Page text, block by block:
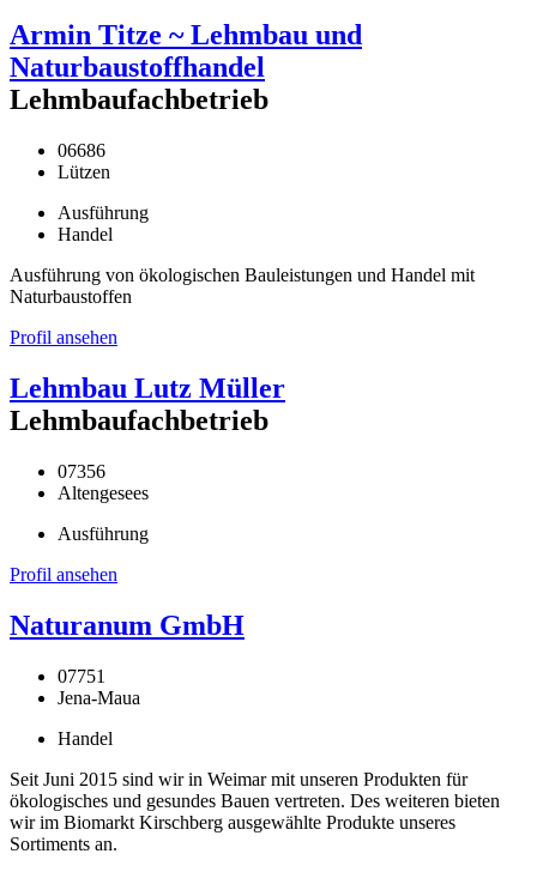
Armin Titze ~ Lehmbau und
Naturbaustoffhandel
Lehmbaufachbetrieb
06686
Lützen
Ausführung
Handel
Ausführung von ökologischen Bauleistungen und Handel mit
Naturbaustoffen
Profil ansehen
Lehmbau Lutz Müller
Lehmbaufachbetrieb
07356
Altengesees
Ausführung
Profil ansehen
Naturanum GmbH
07751
Jena-Maua
Handel
Seit Juni 2015 sind wir in Weimar mit unseren Produkten für
ökologisches und gesundes Bauen vertreten. Des weiteren bieten
wir im Biomarkt Kirschberg ausgewählte Produkte unseres
Sortiments an.